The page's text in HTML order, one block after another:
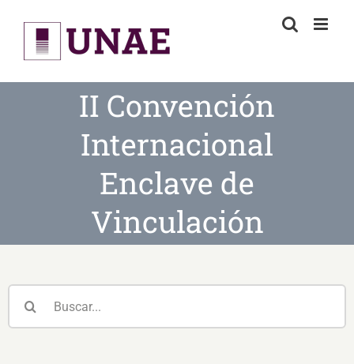
content
II Convención
Internacional
Enclave de
Vinculación